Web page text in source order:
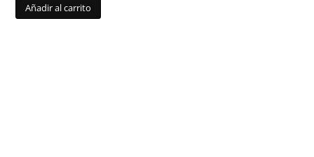
Añadir al carrito